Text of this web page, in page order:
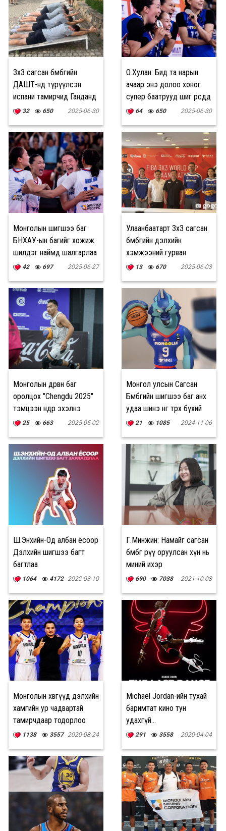
3x3 сагсан бөмбөгийн
ДАШТ-нд түрүүлсэн
испани тамирчид Ганданд
очиж мөргөжээ
32 650 2025-06-30
О.Хулан: Бид та нарын
ачаар энэ долоо хоног
супер баатрууд шиг өөрсдөдөө
маш итгэлтэй байж
64 650 2025-06-30
Монголын шигшээ баг
БНХАУ-ын багийг хожиж
шилдэг наймд шалгарлаа
42 697 2025-06-27
Улаанбаатарт 3x3 сагсан
бөмбөгийн дэлхийн
хэмжээний гурван
тэмцээнийг нэг дор
13 670 2025-06-03
Монголын дөрвөн баг
оролцох "Chengdu 2025"
тэмцээн өнөөдөр эхэлнэ
25 663 2025-05-02
Монгол улсын Сагсан
Бөмбөгийн шигшээ баг анх
удаа шинэ өнгө төрх бүхий
Маскот дүртэй боллоо
21 1085 2024-11-06
Ш.Энхийн-Од албан ёсоор
Дэлхийн шигшээ багт
багтлаа
1064 4172 2022-03-10
Г.Минжин: Намайг сагсан
бөмбөг рүү оруулсан хүн нь
миний ихэр
690 7038 2021-10-08
Монголын хөвгүүд дэлхийн
хамгийн ур чадвартай
тамирчдаар тодорлоо
1138 3557 2020-08-24
Michael Jordan-ийн тухай
баримтат кино тун
удахгүй...
291 3558 2020-04-04